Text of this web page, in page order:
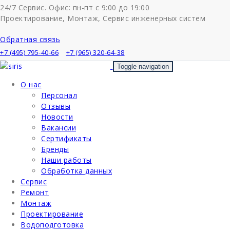
Skip
to
24/7 Сервис. Офис: пн-пт с 9:00 до 19:00
Проектирование, Монтаж, Сервис инженерных систем
Обратная связь
+7 (495) 795-40-66 +7 (965) 320-64-38
Toggle navigation
О нас
Персонал
Отзывы
Новости
Вакансии
Сертификаты
Бренды
Наши работы
Обработка данных
Сервис
Ремонт
Монтаж
Проектирование
Водоподготовка